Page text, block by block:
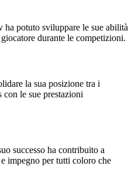
ha potuto sviluppare le sue abilità
durante le competizioni.
la sua posizione tra i
le sue prestazioni
successo ha contribuito a
impegno per tutti coloro che